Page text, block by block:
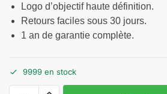
Logo d’objectif haute définition.
Retours faciles sous 30 jours.
1 an de garantie complète.
9999 en stock